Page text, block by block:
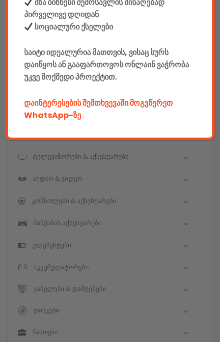
კონსტრუქტორები
E-mobility
კომპიუტერები & აქსესუარები
ტელეფონები & აქსესუარები
ნოუთბუქები & აქსესუარები
ტელევიზორები & აქსესუარები
აუდიო & ვიდეო
კონსოლები & აქსესუარები
მანქანის აქსესუარები
ელემენტები
აკკუმულატორები
კაბელები & დამტენები
დისკები
ჩანთები
მზა ბიზნესი შემოსავლის მისაღებად
პირველივე დღიდან
სოციალური ქსელები
საიტი იდეალურია მათთვის, ვისაც სურს
დაიწყოს ან გააფართოვოს ონლაინ ვაჭრობა
უკვე მოქმედი პროექტით.
დაინტერესების შემთხვევაში მოგვწერეთ
WhatsApp-ზე